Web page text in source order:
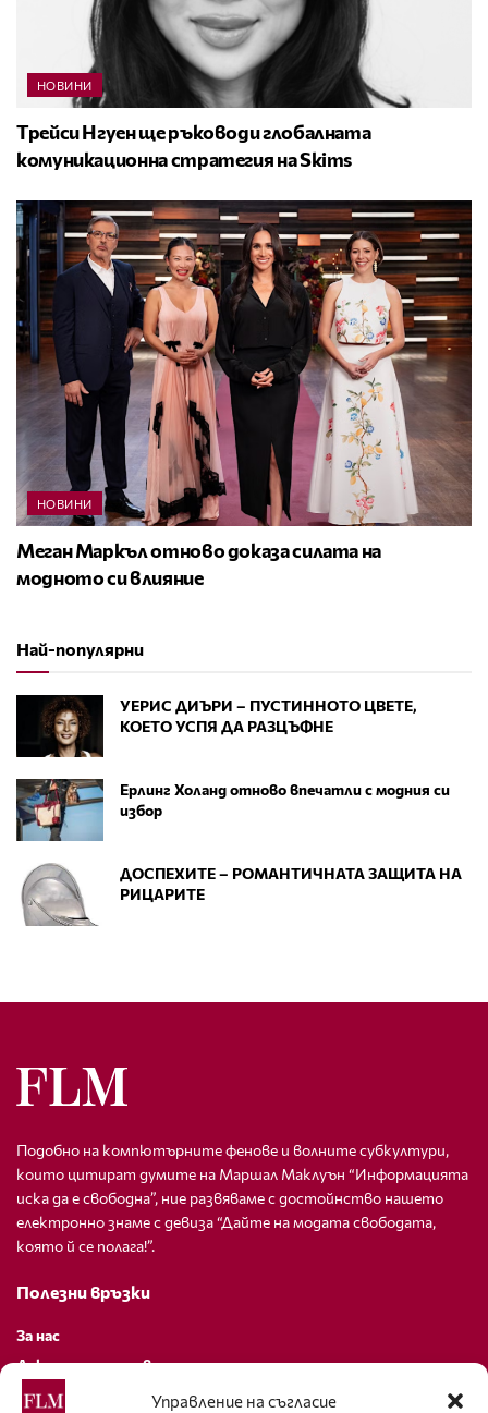
Управление на съгласие
НОВИНИ
Трейси Нгуен ще ръководи глобалната
комуникационна стратегия на Skims
НОВИНИ
Меган Маркъл отново доказа силата на
модното си влияние
Най-популярни
УЕРИС ДИЪРИ – ПУСТИННОТО ЦВЕТЕ,
КОЕТО УСПЯ ДА РАЗЦЪФНЕ
Ерлинг Холанд отново впечатли с модния си
избор
ДОСПЕХИТЕ – РОМАНТИЧНАТА ЗАЩИТА НА
РИЦАРИТЕ
Подобно на компютърните фенове и волните субкултури,
които цитират думите на Маршал Маклуън “Информацията
иска да е свободна”, ние развяваме с достойнство нашето
електронно знаме с девиза “Дайте на модата свободата,
която й се полага!”.
Полезни връзки
За нас
Декларация за поверителност
Политика за бисквитки